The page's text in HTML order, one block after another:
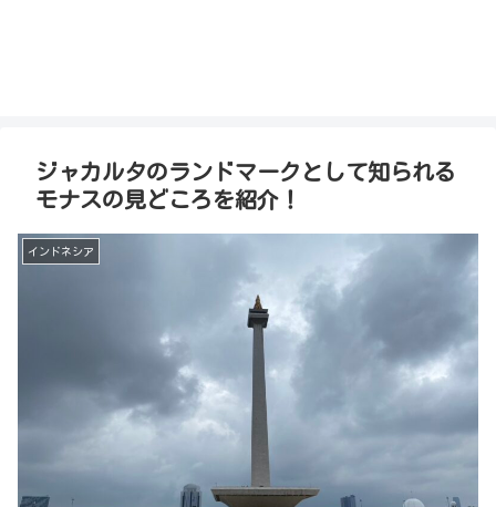
ジャカルタのランドマークとして知られる
モナスの見どころを紹介！
インドネシア